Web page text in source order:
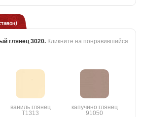
глянец 3020. Кликните на понравившийся
ваниль глянец
T1313
капучино глянец
91050